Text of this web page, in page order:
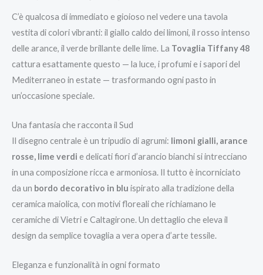
C’è qualcosa di immediato e gioioso nel vedere una tavola
vestita di colori vibranti: il giallo caldo dei limoni, il rosso intenso
delle arance, il verde brillante delle lime. La Tovaglia Tiffany 48
cattura esattamente questo — la luce, i profumi e i sapori del
Mediterraneo in estate — trasformando ogni pasto in
un’occasione speciale.
Una fantasia che racconta il Sud
Il disegno centrale è un tripudio di agrumi: limoni gialli, arance
rosse, lime verdi e delicati fiori d’arancio bianchi si intrecciano
in una composizione ricca e armoniosa. Il tutto è incorniciato
da un bordo decorativo in blu ispirato alla tradizione della
ceramica maiolica, con motivi floreali che richiamano le
ceramiche di Vietri e Caltagirone. Un dettaglio che eleva il
design da semplice tovaglia a vera opera d’arte tessile.
Eleganza e funzionalità in ogni formato